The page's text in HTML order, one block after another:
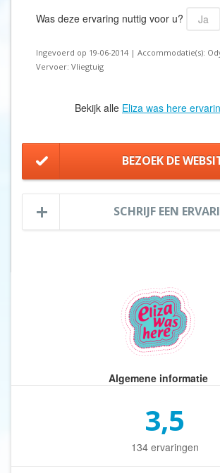
Was deze ervaring nuttig voor u?
Ja
Ingevoerd op 19-06-2014 | Accommodatie(s):
Vervoer: Vliegtuig
Bekijk alle Eliza was here
BEZOEK DE
SCHRIJF EEN
Algemene informatie
3,5
134 ervaringen